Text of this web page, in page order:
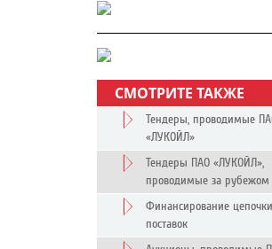
СМОТРИТЕ ТАКЖЕ
Тендеры, проводимые
«ЛУКОЙЛ»
Тендеры ПАО «ЛУКОЙЛ»,
проводимые за рубежом
Финансирование цепочки
поставок